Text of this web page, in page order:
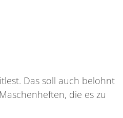
Das soll auch belohnt
die es zu